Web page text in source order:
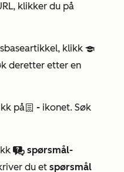
klikker du på
klikk cap
deretter etter en
på textSnippets - ikonet. Søk
questionAnswer spørsmål-
du et spørsmål